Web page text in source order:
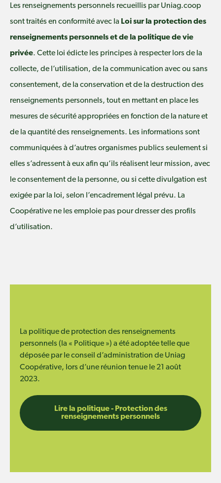
Les renseignements personnels recueillis par Uniag.coop
sont traités en conformité avec la Loi sur la protection des
renseignements personnels et de la politique de vie
privée. Cette loi édicte les principes à respecter lors de la
collecte, de l’utilisation, de la communication avec ou sans
consentement, de la conservation et de la destruction des
renseignements personnels, tout en mettant en place les
mesures de sécurité appropriées en fonction de la nature et
de la quantité des renseignements. Les informations sont
communiquées à d’autres organismes publics seulement si
elles s’adressent à eux afin qu’ils réalisent leur mission, avec
le consentement de la personne, ou si cette divulgation est
exigée par la loi, selon l’encadrement légal prévu. La
Coopérative ne les emploie pas pour dresser des profils
d’utilisation.
La politique de protection des renseignements
personnels (la « Politique ») a été adoptée telle que
déposée par le conseil d’administration de Uniag
Coopérative, lors d’une réunion tenue le 21 août
2023.
Lire la politique - Protection des
renseignements personnels